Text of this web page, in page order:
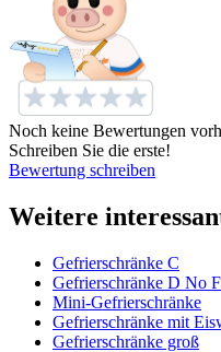
Noch keine Bewertungen
Schreiben Sie die erste!
Bewertung schreiben
Weitere
Gefrierschränke C
Gefrierschränke D No
Mini-Gefrierschränke
Gefrierschränke mit
Gefrierschränke groß